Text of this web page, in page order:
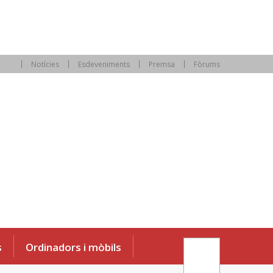
Notícies Esdeveniments Premsa Fòrums
Ordinadors i mòbils